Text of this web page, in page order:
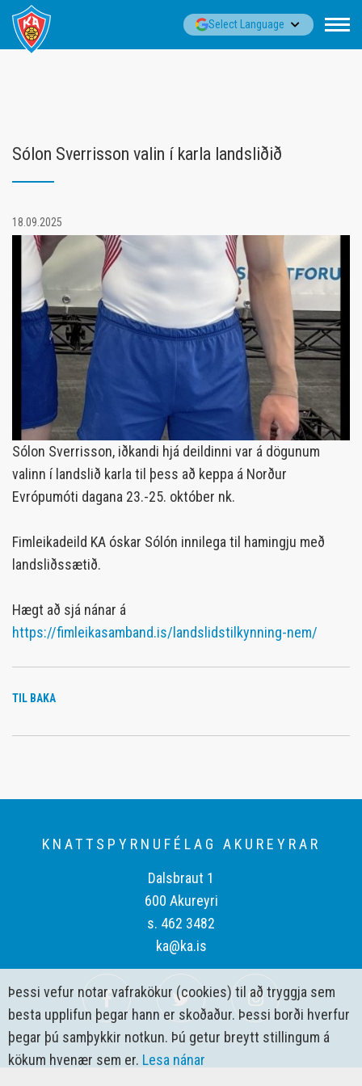
Fara
Select Language▼
Sólon Sverrisson valin í karla landsliðið
18.09.2025
Sólon Sverrisson, iðkandi hjá deildinni var á dögunum
valinn í landslið karla til þess að keppa á Norður
Evrópumóti dagana 23.-25. október nk.
Fimleikadeild KA óskar Sólón innilega til hamingju með
landsliðssætið.
Hægt að sjá nánar á
https://fimleikasamband.is/landslidstilkynning-nem/
TIL BAKA
KNATTSPYRNUFÉLAG AKUREYRAR
Dalsbraut 1
600 Akureyri
s. 462 3482
ka@ka.is
Þessi vefur notar vafrakökur (cookies) til að tryggja sem
besta upplifun þegar hann er skoðaður. Þessi borði hverfur
þegar þú samþykkir notkun. Þú getur breytt stillingum á
kökum hvenær sem er. Lesa nánar